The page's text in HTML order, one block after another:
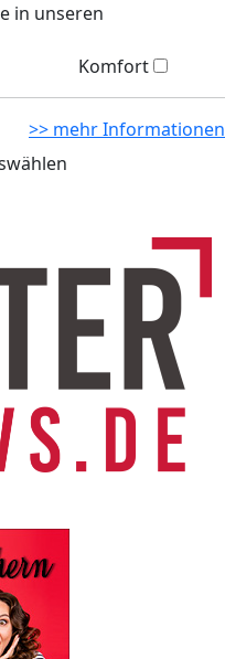
in unseren
Komfort
>> mehr Informationen